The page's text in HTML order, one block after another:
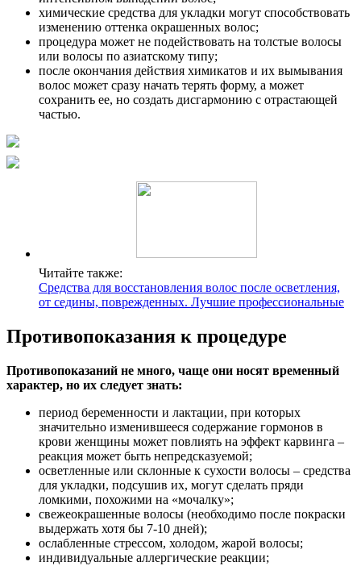
химические средства для укладки могут способствовать
изменению оттенка окрашенных волос;
процедура может не подействовать на толстые волосы
или волосы по азиатскому типу;
после окончания действия химикатов и их вымывания
волос может сразу начать терять форму, а может
сохранить ее, но создать дисгармонию с отрастающей
частью.
Читайте также:
Средства для восстановления волос после осветления,
от седины, поврежденных. Лучшие профессиональные
Противопоказания к процедуре
Противопоказаний не много, чаще они носят временный
характер, но их следует знать:
период беременности и лактации, при которых
значительно изменившееся содержание гормонов в
крови женщины может повлиять на эффект карвинга –
реакция может быть непредсказуемой;
осветленные или склонные к сухости волосы – средства
для укладки, подсушив их, могут сделать пряди
ломкими, похожими на «мочалку»;
свежеокрашенные волосы (необходимо после покраски
выдержать хотя бы 7-10 дней);
ослабленные стрессом, холодом, жарой волосы;
индивидуальные аллергические реакции;